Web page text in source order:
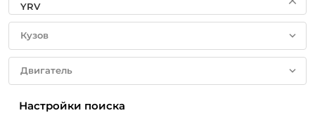
Кузов
Двигатель
Настройки поиска